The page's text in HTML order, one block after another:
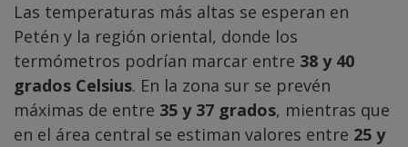
Las temperaturas más altas se esperan en
Petén y la región oriental, donde los
termómetros podrían marcar entre 38 y 40
grados Celsius. En la zona sur se prevén
máximas de entre 35 y 37 grados, mientras que
en el área central se estiman valores entre 25 y